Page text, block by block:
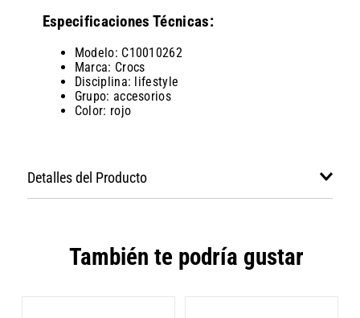
Especificaciones Técnicas:
Modelo: C10010262
Marca: Crocs
Disciplina: lifestyle
Grupo: accesorios
Color: rojo
Detalles del Producto
También te podría gustar